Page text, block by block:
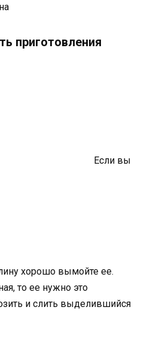
приготовления
Если вы
хорошо вымойте ее.
то ее нужно это
и слить выделившийся